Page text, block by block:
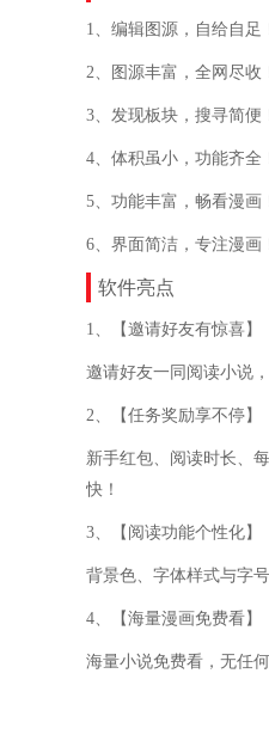
1、编辑图源，自给自足
2、图源丰富，全网尽收
3、发现板块，搜寻简便
4、体积虽小，功能齐全
5、功能丰富，畅看漫画
6、界面简洁，专注漫画
软件亮点
1、【邀请好友有惊喜】
邀请好友一同阅读小说
2、【任务奖励享不停】
新手红包、阅读时长、
快！
3、【阅读功能个性化】
背景色、字体样式与字
4、【海量漫画免费看】
海量小说免费看，无任